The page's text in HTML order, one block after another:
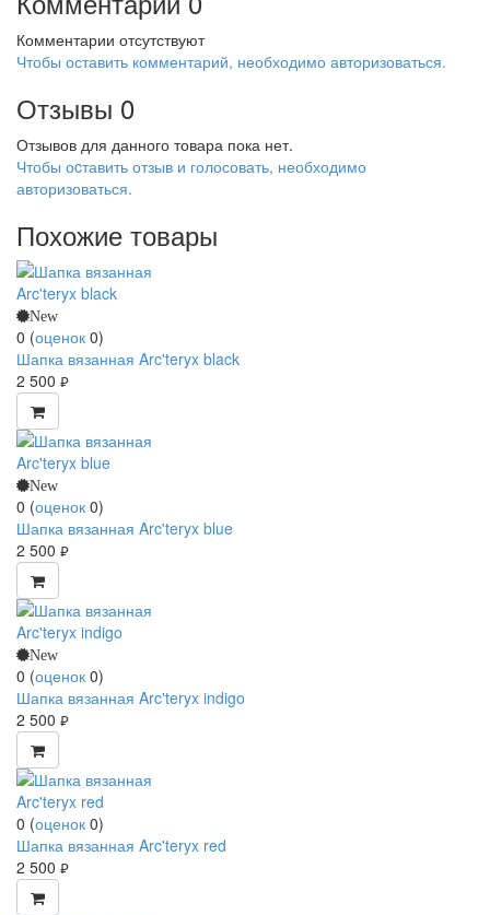
Комментарии отсутствуют
Чтобы оставить комментарий, необходимо авторизоваться.
Отзывы 0
Отзывов для данного товара пока нет.
Чтобы оcтавить отзыв и голосовать, необходимо
авторизоваться.
Похожие товары
New
0 (оценок 0)
Шапка вязанная Arc'teryx black
2 500 руб.
New
0 (оценок 0)
Шапка вязанная Arc'teryx blue
2 500 руб.
New
0 (оценок 0)
Шапка вязанная Arc'teryx indigo
2 500 руб.
0 (оценок 0)
Шапка вязанная Arc'teryx red
2 500 руб.